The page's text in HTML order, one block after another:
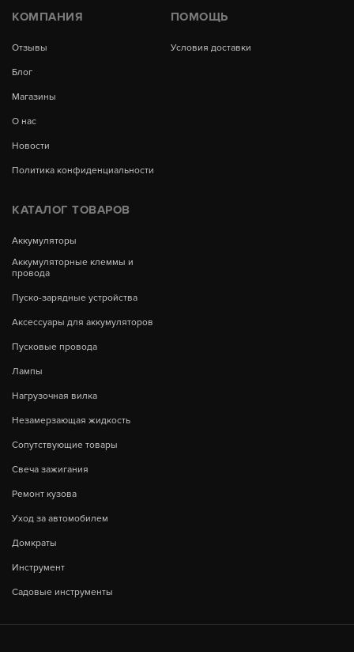
КОМПАНИЯ
Отзывы
Блог
Магазины
О нас
Новости
Политика конфиденциальности
ПОМОЩЬ
Условия доставки
КАТАЛОГ ТОВАРОВ
Аккумуляторы
Аккумуляторные клеммы и
провода
Пуско-зарядные устройства
Аксессуары для аккумуляторов
Пусковые провода
Лампы
Нагрузочная вилка
Незамерзающая жидкость
Сопутствующие товары
Свеча зажигания
Ремонт кузова
Уход за автомобилем
Домкраты
Инструмент
Садовые инструменты